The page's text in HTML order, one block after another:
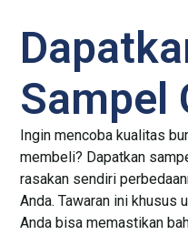
Sampel
Ingin mencoba kualitas
membeli? Dapatkan
rasakan sendiri
Anda. Tawaran ini khusus
Anda bisa memastikan